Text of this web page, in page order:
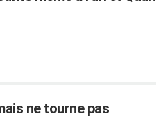
ne tourne pas